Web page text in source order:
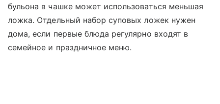
бульона в чашке может использоваться меньшая
ложка. Отдельный набор суповых ложек нужен
дома, если первые блюда регулярно входят в
семейное и праздничное меню.